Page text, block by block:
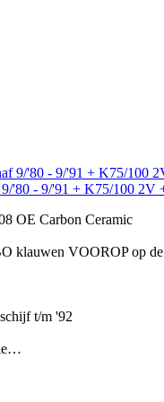
'80 - 9/'91 + K75/100 2V
OE Carbon Ceramic
klauwen VOOROP op
t/m '92